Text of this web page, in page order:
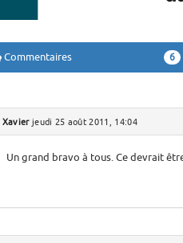
Commentaires 6
Xavierjeudi 25 août 2011, 14:04
Un grand bravo à tous. Ce devrait